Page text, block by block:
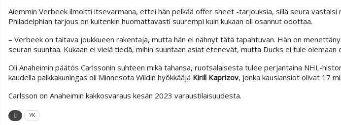
Aiemmin Verbeek ilmoitti itsevarmana, ettei hän pelkää offer sheet -tarjouksia, sillä seura vastaisi
Philadelphian tarjous on kuitenkin huomattavasti suurempi kuin kukaan oli osannut odottaa.
– Verbeek on taitava joukkueen rakentaja, mutta hän ei nähnyt tätä tapahtuvan. Hän on
seuran suuntaa. Kukaan ei vielä tiedä, mihin suuntaan asiat etenevät, mutta Ducks ei tule olemaan
Oli Anaheimin päätös Carlssonin suhteen mikä tahansa, ruotsalaisesta tulee perjantaina NHL-
kaudella palkkakuningas oli Minnesota Wildin hyökkääjä Kirill Kaprizov, jonka kausiansiot olivat 17
Carlsson on Anaheimin kakkosvaraus kesän 2023 varaustilaisuudesta.
YK